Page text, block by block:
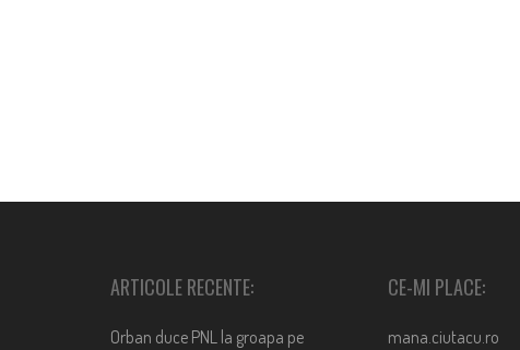
ARTICOLE RECENTE:
Orban duce PNL la groapa pe
CE-MI PLACE:
mana.ciutacu.ro